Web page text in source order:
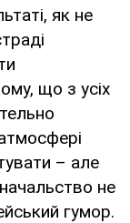
як не
що з усіх
– але
не
гумор.